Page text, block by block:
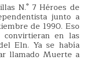
N.° 7 Héroes de
junto a
de 1990. Eso
en las
Eln. Ya se había
llamado Muerte a